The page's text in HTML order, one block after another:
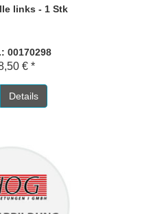
links - 1 Stk
00170298
€ *
Details